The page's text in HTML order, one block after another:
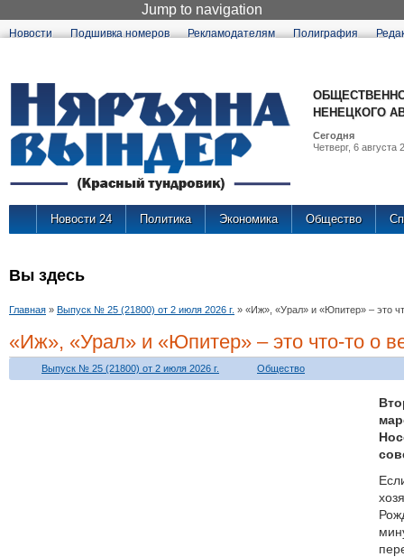
Jump to navigation
Новости Подшивка номеров Рекламодателям Полиграфия
НЕНЕЦКОГО
Сегодня
Четверг, 6 августа
Новости 24 Политика Экономика Общество
Вы здесь
Главная » Выпуск № 25 (21800) от 2 июля 2026 г. » «Иж», «Урал» и «Юпитер» – это
«Иж», «Урал» и «Юпитер» – это что-то о
Выпуск № 25 (21800) от 2 июля 2026 г. Общество